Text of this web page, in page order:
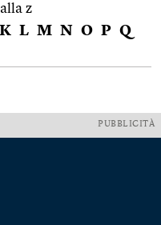
z
K L M N O P Q
PUBBLICITÀ